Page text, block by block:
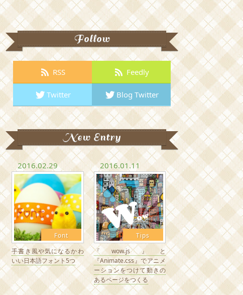
Follow
RSS Feedly
Twitter Blog Twitter
New Entry
2016.02.29
Font
手書き風や気になるかわ
いい日本語フォント5つ
2016.01.11
Tips
『wow.js』と
『Animate.css』でアニメ
ーションをつけて動きの
あるページをつくる